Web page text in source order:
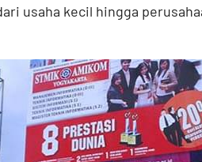
usaha kecil hingga